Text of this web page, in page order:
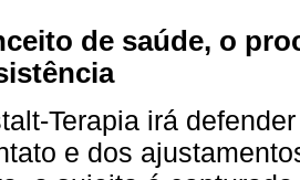
de saúde, o
Terapia irá
e dos